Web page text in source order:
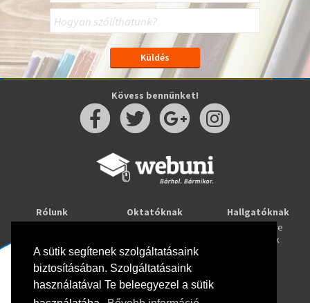
A sütik segítenek szolgáltatásaink
biztosításában. Szolgáltatásaink
használatával Te beleegyezel a sütik
Kövess bennünket!
Rólunk
Oktatóknak
Webuni Stúdió
Hallgatóknak
Tanulj online
Képzések
Info
Adatkezelési tájékoztató
ÁSZF